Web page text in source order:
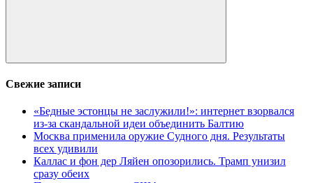
Поиск
Свежие записи
«Бедные эстонцы не заслужили!»: интернет взорвался
из-за скандальной идеи объединить Балтию
Москва применила оружие Судного дня. Результаты
всех удивили
Каллас и фон дер Ляйен опозорились. Трамп унизил
сразу обеих